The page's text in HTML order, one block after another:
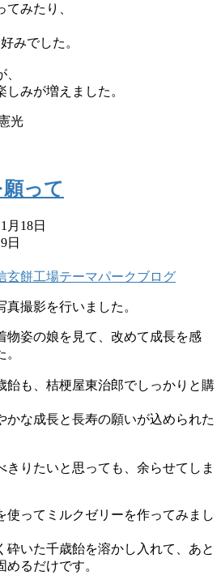
みたり、
みでした。
みが増えました。
光
って
月18日
日
玄餅工場テーマパークブログ
撮影を行いました。
物姿の娘を見て、改めて成長を感
飴も、桔梗屋東治郎でしっかりと購
かな成長と長寿の願いが込められた
きりたいと思っても、余らせてしま
使ってミルクゼリーを作ってみまし
砕いた千歳飴を溶かし入れて、あと
るだけです。